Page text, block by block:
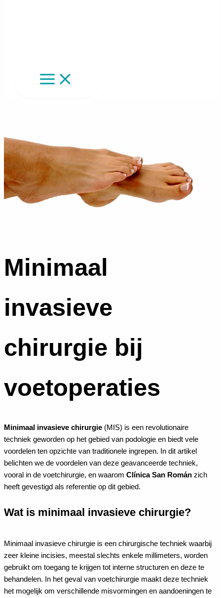
Minimaal
invasieve
chirurgie bij
voetoperaties
Minimaal invasieve chirurgie (MIS) is een revolutionaire
techniek geworden op het gebied van podologie en biedt vele
voordelen ten opzichte van traditionele ingrepen. In dit artikel
belichten we de voordelen van deze geavanceerde techniek,
vooral in de voetchirurgie, en waarom Clínica San Román zich
heeft gevestigd als referentie op dit gebied.
Wat is minimaal invasieve chirurgie?
Minimaal invasieve chirurgie is een chirurgische techniek waarbij
zeer kleine incisies, meestal slechts enkele millimeters, worden
gebruikt om toegang te krijgen tot interne structuren en deze te
behandelen. In het geval van voetchirurgie maakt deze techniek
het mogelijk om verschillende misvormingen en aandoeningen te